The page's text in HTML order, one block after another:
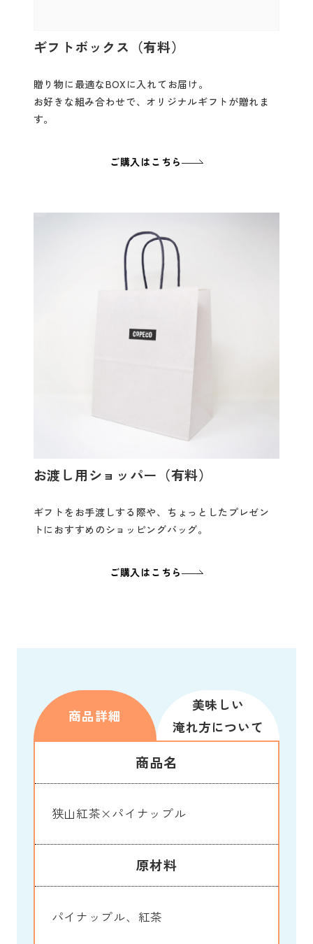
ギフトボックス（有料）
贈り物に最適なBOXに入れてお届け。
お好きな組み合わせで、オリジナルギフトが贈れま
す。
ご購入はこちら
お渡し用ショッパー（有料）
ギフトをお手渡しする際や、ちょっとしたプレゼン
トにおすすめのショッピングバッグ。
ご購入はこちら
商品詳細
美味しい
淹れ方について
商品名
狭山紅茶×パイナップル
原材料
パイナップル、紅茶